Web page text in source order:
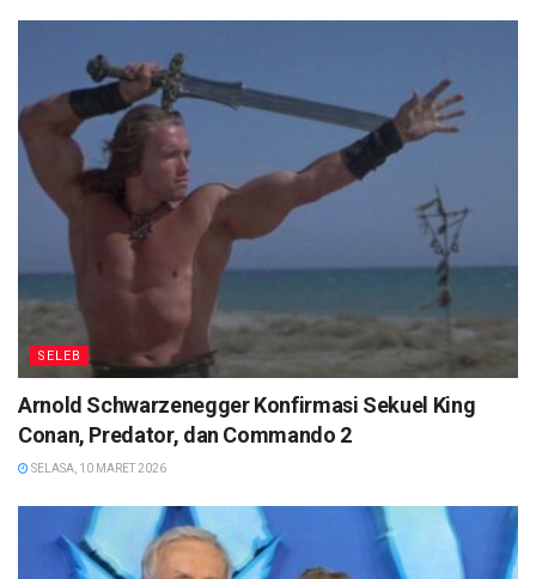
SELEB
Arnold Schwarzenegger Konfirmasi Sekuel King
Conan, Predator, dan Commando 2
SELASA, 10 MARET 2026